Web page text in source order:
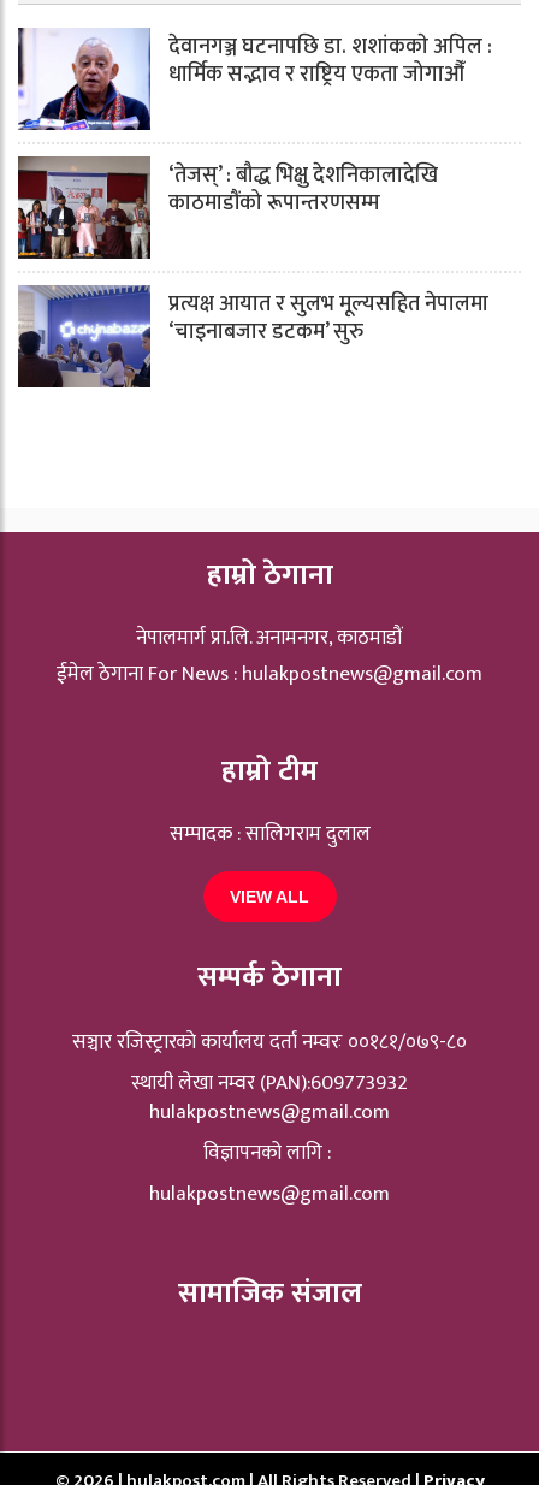
देवानगञ्ज घटनापछि डा. शशांककाे अपिल :
धार्मिक सद्भाव र राष्ट्रिय एकता जोगाऔँ
‘तेजस्’ : बौद्ध भिक्षु देशनिकालादेखि
काठमाडौंको रूपान्तरणसम्म
प्रत्यक्ष आयात र सुलभ मूल्यसहित नेपालमा
‘चाइनाबजार डटकम’ सुरु
हाम्रो ठेगाना
नेपालमार्ग प्रा.लि. अनामनगर, काठमाडौं
ईमेल ठेगाना For News :hulakpostnews@gmail.com
हाम्रो टीम
सम्पादक : सालिगराम दुलाल
VIEW ALL
सम्पर्क ठेगाना
सञ्चार रजिस्ट्रारकाे कार्यालय दर्ता नम्वरः ००१८१/०७९-८०
स्थायी लेखा नम्वर (PAN):609773932
hulakpostnews@gmail.com
विज्ञापनको लागि :
hulakpostnews@gmail.com
सामाजिक संजाल